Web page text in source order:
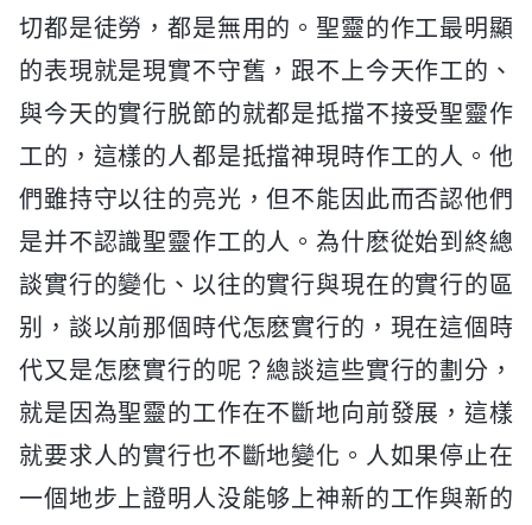
切都是徒勞，都是無用的。聖靈的作工最明顯
的表現就是現實不守舊，跟不上今天作工的、
與今天的實行脱節的就都是抵擋不接受聖靈作
工的，這樣的人都是抵擋神現時作工的人。他
們雖持守以往的亮光，但不能因此而否認他們
是并不認識聖靈作工的人。為什麽從始到終總
談實行的變化、以往的實行與現在的實行的區
别，談以前那個時代怎麽實行的，現在這個時
代又是怎麽實行的呢？總談這些實行的劃分，
就是因為聖靈的工作在不斷地向前發展，這樣
就要求人的實行也不斷地變化。人如果停止在
一個地步上證明人没能够上神新的工作與新的